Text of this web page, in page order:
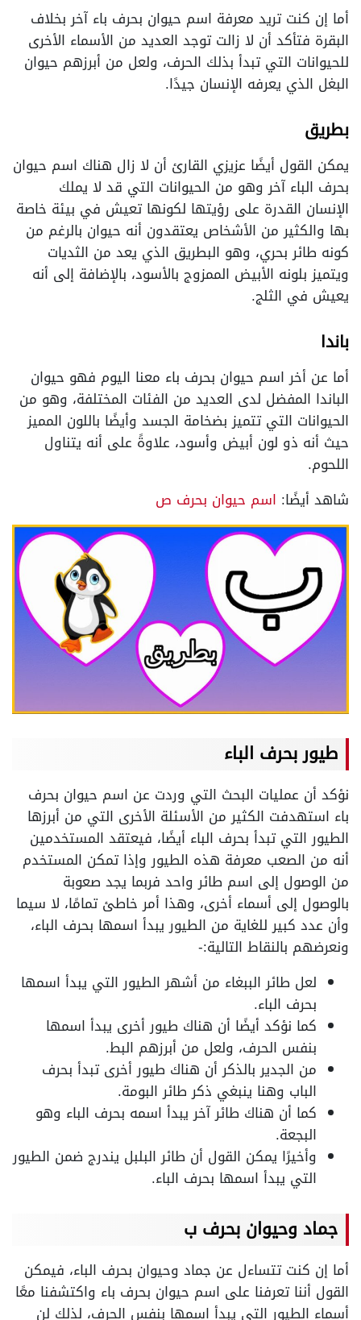
أما إن كنت تريد معرفة اسم حيوان بحرف باء آخر بخلاف
البقرة فتأكد أن لا زالت توجد العديد من الأسماء الأخرى
للحيوانات التي تبدأ بذلك الحرف، ولعل من أبرزهم حيوان
البغل الذي يعرفه الإنسان جيدًا.
بطريق
يمكن القول أيضًا عزيزي القارئ أن لا زال هناك اسم حيوان
بحرف الباء آخر وهو من الحيوانات التي قد لا يملك
الإنسان القدرة على رؤيتها لكونها تعيش في بيئة خاصة
بها والكثير من الأشخاص يعتقدون أنه حيوان بالرغم من
كونه طائر بحري، وهو البطريق الذي يعد من الثديات
ويتميز بلونه الأبيض الممزوج بالأسود، بالإضافة إلى أنه
يعيش في الثلج.
باندا
أما عن أخر اسم حيوان بحرف باء معنا اليوم فهو حيوان
الباندا المفضل لدى العديد من الفئات المختلفة، وهو من
الحيوانات التي تتميز بضخامة الجسد وأيضًا باللون المميز
حيث أنه ذو لون أبيض وأسود، علاوةً على أنه يتناول
اللحوم.
شاهد أيضًا: اسم حيوان بحرف ص
طيور بحرف الباء
نؤكد أن عمليات البحث التي وردت عن اسم حيوان بحرف
باء استهدفت الكثير من الأسئلة الأخرى التي من أبرزها
الطيور التي تبدأ بحرف الباء أيضًا، فيعتقد المستخدمين
أنه من الصعب معرفة هذه الطيور وإذا تمكن المستخدم
من الوصول إلى اسم طائر واحد فربما يجد صعوبة
بالوصول إلى أسماء أخرى، وهذا أمر خاطئ تمامًا، لا سيما
وأن عدد كبير للغاية من الطيور يبدأ اسمها بحرف الباء،
ونعرضهم بالنقاط التالية:-
لعل طائر الببغاء من أشهر الطيور التي يبدأ اسمها
بحرف الباء.
كما نؤكد أيضًا أن هناك طيور أخرى يبدأ اسمها
بنفس الحرف، ولعل من أبرزهم البط.
من الجدير بالذكر أن هناك طيور أخرى تبدأ بحرف
الباب وهنا ينبغي ذكر طائر البومة.
كما أن هناك طائر آخر يبدأ اسمه بحرف الباء وهو
البجعة.
وأخيرًا يمكن القول أن طائر البلبل يندرج ضمن الطيور
التي يبدأ اسمها بحرف الباء.
جماد وحيوان بحرف ب
أما إن كنت تتساءل عن جماد وحيوان بحرف الباء، فيمكن
القول أننا تعرفنا على اسم حيوان بحرف باء واكتشفنا معًا
أسماء الطيور التي يبدأ اسمها بنفس الحرف، لذلك لن